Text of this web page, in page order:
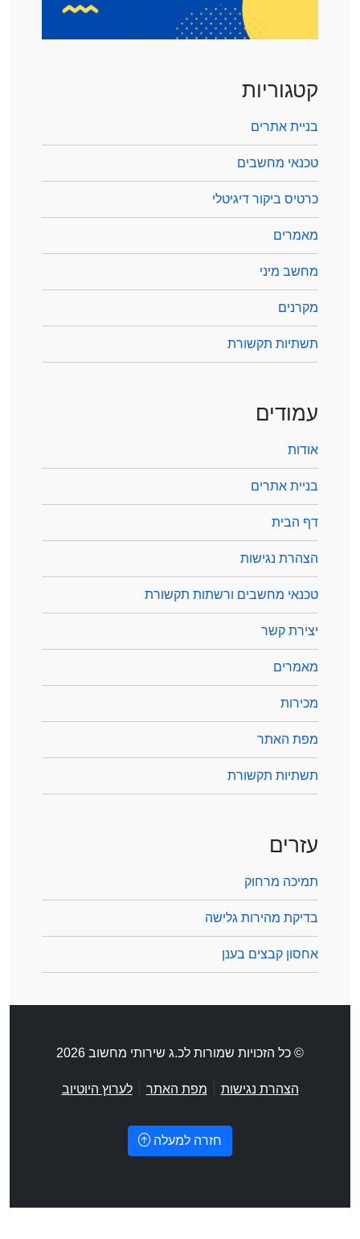
קטגוריות
בניית אתרים
טכנאי מחשבים
כרטיס ביקור דיגיטלי
מאמרים
מחשב מיני
מקרנים
תשתיות תקשורת
עמודים
אודות
בניית אתרים
דף הבית
הצהרת נגישות
טכנאי מחשבים ורשתות תקשורת
יצירת קשר
מאמרים
מכירות
מפת האתר
תשתיות תקשורת
עזרים
תמיכה מרחוק
בדיקת מהירות גלישה
אחסון קבצים בענן
© כל הזכויות שמורות לכ.ג שירותי מחשוב 2026
הצהרת נגישות מפת האתר |לערוץ היוטיוב
חזרה למעלה